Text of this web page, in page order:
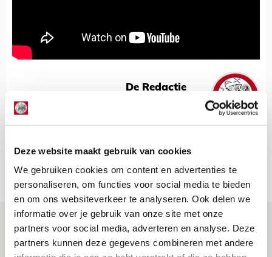
Deze website maakt gebruik van cookies
We gebruiken cookies om content en advertenties te
personaliseren, om functies voor social media te bieden
en om ons websiteverkeer te analyseren. Ook delen we
informatie over je gebruik van onze site met onze
partners voor social media, adverteren en analyse. Deze
partners kunnen deze gegevens combineren met andere
De Redactie
Net binnen //
Drie dingen die je moet weten over PEC
Zwolle - Ajax